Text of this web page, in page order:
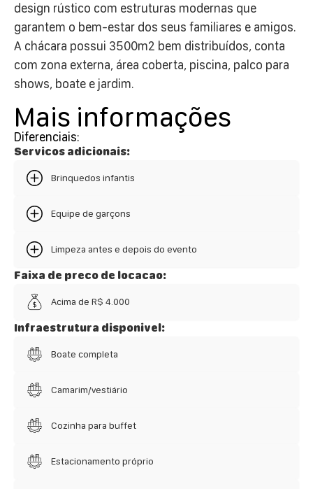
design rústico com estruturas modernas que
garantem o bem-estar dos seus familiares e amigos.
A chácara possui 3500m2 bem distribuídos, conta
com zona externa, área coberta, piscina, palco para
shows, boate e jardim.
Mais informações
Diferenciais:
Servicos adicionais:
Brinquedos infantis
Equipe de garçons
Limpeza antes e depois do evento
Faixa de preco de locacao:
Acima de R$ 4.000
Infraestrutura disponivel:
Boate completa
Camarim/vestiário
Cozinha para buffet
Estacionamento próprio